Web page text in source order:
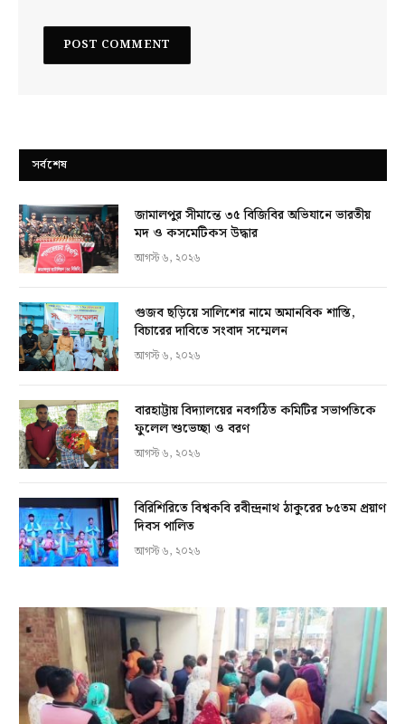
সর্বশেষ
জামালপুর সীমান্তে ৩৫ বিজিবির অভিযানে ভারতীয়
মদ ও কসমেটিকস উদ্ধার
আগস্ট ৬, ২০২৬
গুজব ছড়িয়ে সালিশের নামে অমানবিক শাস্তি,
বিচারের দাবিতে সংবাদ সম্মেলন
আগস্ট ৬, ২০২৬
বারহাট্টায় বিদ্যালয়ের নবগঠিত কমিটির সভাপতিকে
ফুলেল শুভেচ্ছা ও বরণ
আগস্ট ৬, ২০২৬
বিরিশিরিতে বিশ্বকবি রবীন্দ্রনাথ ঠাকুরের ৮৫তম প্রয়াণ
দিবস পালিত
আগস্ট ৬, ২০২৬